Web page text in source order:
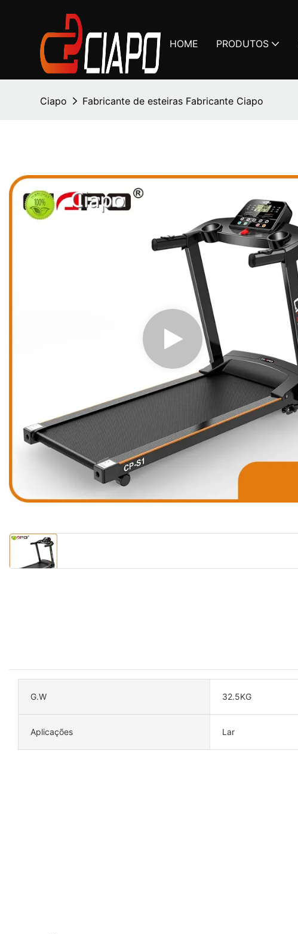
HOME PRODUTOS
Ciapo Fabricante de esteiras Fabricante Ciapo
G.W 32.5KG
Aplicações Lar